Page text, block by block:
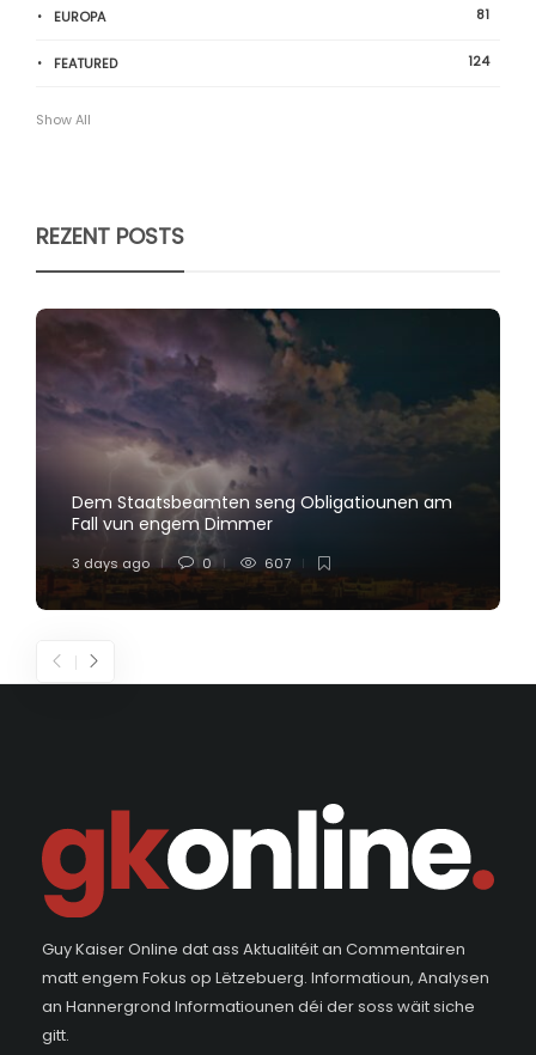
EUROPA 81
FEATURED 124
Show All
REZENT POSTS
Dem Staatsbeamten seng Obligatiounen am
Fall vun engem Dimmer
3 days ago 0 607
Guy Kaiser Online dat ass Aktualitéit an Commentairen
matt engem Fokus op Lëtzebuerg. Informatioun, Analysen
an Hannergrond Informatiounen déi der soss wäit siche
gitt.